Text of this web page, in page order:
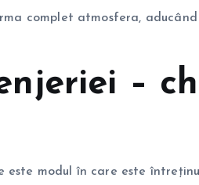
complet atmosfera,
–
modul în care este